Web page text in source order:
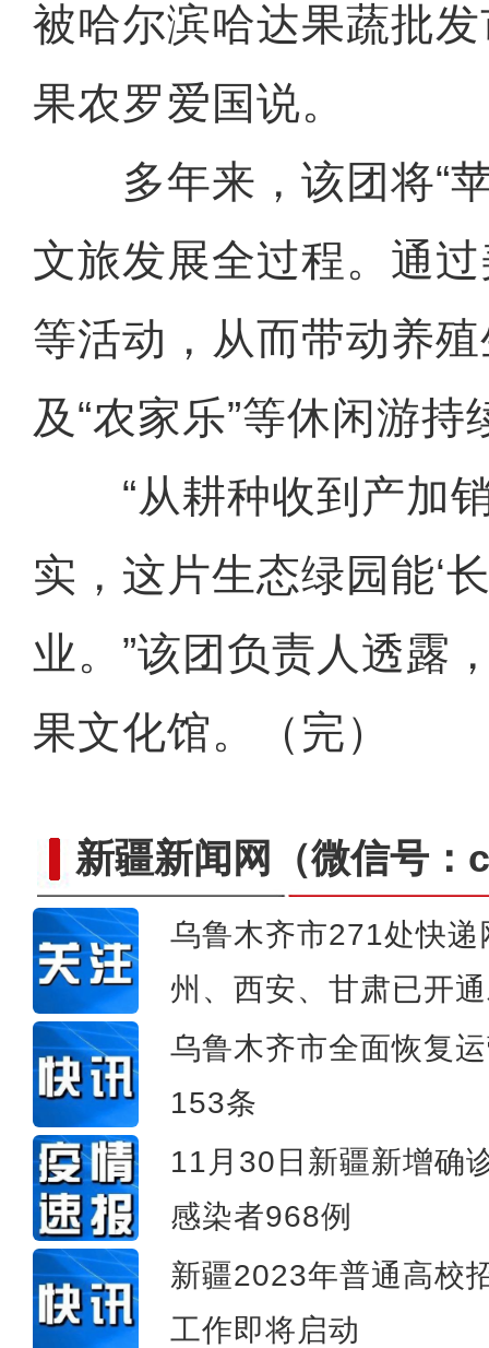
被哈尔滨哈达果蔬批
果农罗爱国说。
多年来，该团将“苹
文旅发展全过程。通
等活动，从而带动养
及“农家乐”等休闲游持
“从耕种收到产加销
实，这片生态绿园能‘
业。”该团负责人透露
果文化馆。（完）
新疆新闻网 （微信号
乌鲁木齐市271处快
州、西安、甘肃已开
乌鲁木齐市全面恢复
153条
11月30日新疆新增确
感染者968例
新疆2023年普通高校
工作即将启动
探访新疆和田战斗渠渠首：